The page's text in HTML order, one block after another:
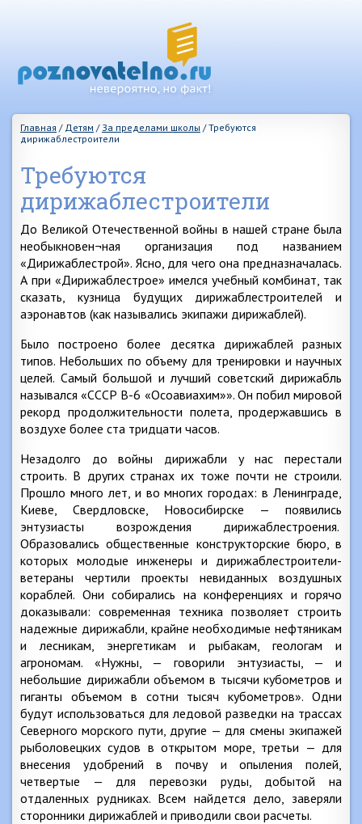
Главная / Детям / За пределами школы /Требуются
дирижаблестроители
Требуются
дирижаблестроители
До Великой Отечественной войны в нашей стране была
необыкновен¬ная организация под названием
«Дирижаблестрой». Ясно, для чего она предназначалась.
А при «Дирижаблестрое» имелся учебный комбинат, так
сказать, кузница будущих дирижаблестроителей и
аэронавтов (как назывались экипажи дирижаблей).
Было построено более десятка дирижаблей разных
типов. Небольших по объему для тренировки и научных
целей. Самый большой и лучший советский дирижабль
назывался «СССР В-6 «Осоавиахим»». Он побил мировой
рекорд продолжительности полета, продержавшись в
воздухе более ста тридцати часов.
Незадолго до войны дирижабли у нас перестали
строить. В других странах их тоже почти не строили.
Прошло много лет, и во многих городах: в Ленинграде,
Киеве, Свердловске, Новосибирске — появились
энтузиасты возрождения дирижаблестроения.
Образовались общественные конструкторские бюро, в
которых молодые инженеры и дирижаблестроители-
ветераны чертили проекты невиданных воздушных
кораблей. Они собирались на конференциях и горячо
доказывали: современная техника позволяет строить
надежные дирижабли, крайне необходимые нефтяникам
и лесникам, энергетикам и рыбакам, геологам и
агрономам. «Нужны, — говорили энтузиасты, — и
небольшие дирижабли объемом в тысячи кубометров и
гиганты объемом в сотни тысяч кубометров». Одни
будут использоваться для ледовой разведки на трассах
Северного морского пути, другие — для смены экипажей
рыболовецких судов в открытом море, третьи — для
внесения удобрений в почву и опыления полей,
четвертые — для перевозки руды, добытой на
отдаленных рудниках. Всем найдется дело, заверяли
сторонники дирижаблей и приводили свои расчеты.